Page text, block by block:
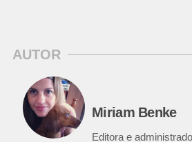
AUTOR
Miriam Benke
Editora e